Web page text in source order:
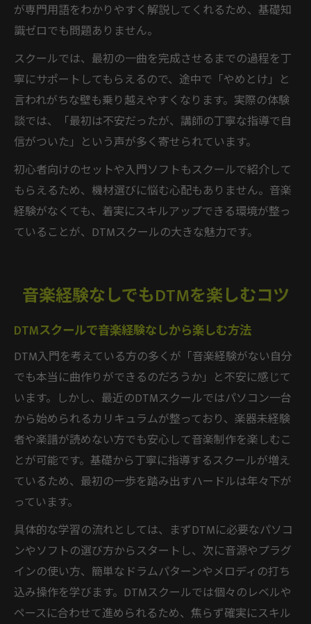
が専門用語をわかりやすく解説してくれるため、基礎知
識ゼロでも問題ありません。
スクールでは、最初の一曲を完成させるまでの過程を丁
寧にサポートしてもらえるので、途中で「やめとけ」と
言われがちな壁も乗り越えやすくなります。実際の体験
談では、「最初は不安だったが、講師の丁寧な指導で自
信がついた」という声が多く寄せられています。
初心者向けのセットや入門ソフトもスクールで紹介して
もらえるため、機材選びに悩む心配もありません。音楽
経験がなくても、着実にスキルアップできる環境が整っ
ていることが、DTMスクールの大きな魅力です。
音楽経験なしでもDTMを楽しむコツ
DTMスクールで音楽経験なしから楽しむ方法
DTM入門を考えている方の多くが「音楽経験がない自分
でも本当に曲作りができるのだろうか」と不安に感じて
います。しかし、最近のDTMスクールではパソコン一台
から始められるカリキュラムが整っており、楽器未経験
者や楽譜が読めない方でも安心して音楽制作を楽しむこ
とが可能です。基礎から丁寧に指導するスクールが増え
ているため、最初の一歩を踏み出すハードルは年々下が
っています。
具体的な学習の流れとしては、まずDTMに必要なパソコ
ンやソフトの選び方からスタートし、次に音源やプラグ
インの使い方、簡単なドラムパターンやメロディの打ち
込み操作を学びます。DTMスクールでは個々のレベルや
ペースに合わせて進められるため、焦らず確実にスキル